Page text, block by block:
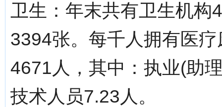
卫生：年末共有卫生机构
3394张。每千人拥有医
4671人，其中：执业(助
技术人员7.23人。